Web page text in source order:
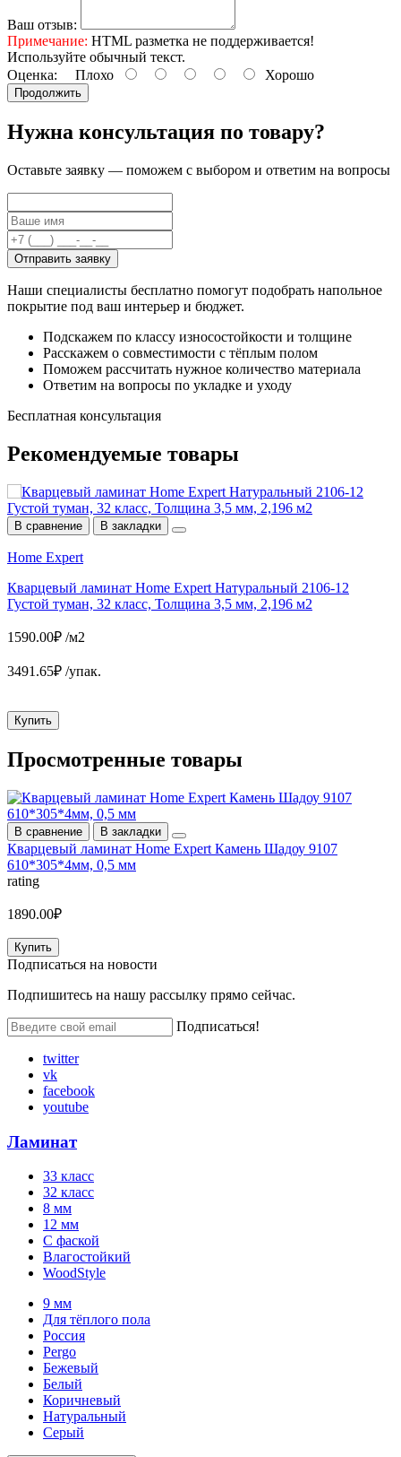
Ваш отзыв:
Примечание: HTML разметка не поддерживается!
Используйте обычный текст.
Оценка: Плохо Хорошо
Продолжить
Нужна консультация по товару?
Оставьте заявку — поможем с выбором и ответим на вопросы
Отправить заявку
Наши специалисты бесплатно помогут подобрать напольное
покрытие под ваш интерьер и бюджет.
Подскажем по классу износостойкости и толщине
Расскажем о совместимости с тёплым полом
Поможем рассчитать нужное количество материала
Ответим на вопросы по укладке и уходу
Бесплатная консультация
Рекомендуемые товары
В сравнение В закладки
Home Expert
Кварцевый ламинат Home Expert Натуральный 2106-12
Густой туман, 32 класс, Толщина 3,5 мм, 2,196 м2
1590.00₽ /м2
3491.65₽ /упак.
Купить
Просмотренные товары
В сравнение В закладки
Кварцевый ламинат Home Expert Камень Шадоу 9107
610*305*4мм, 0,5 мм
rating
1890.00₽
Купить
Подписаться на новости
Подпишитесь на нашу рассылку прямо сейчас.
Подписаться!
twitter
vk
facebook
youtube
Ламинат
33 класс
32 класс
8 мм
12 мм
С фаской
Влагостойкий
WoodStyle
9 мм
Для тёплого пола
Россия
Pergo
Бежевый
Белый
Коричневый
Натуральный
Серый